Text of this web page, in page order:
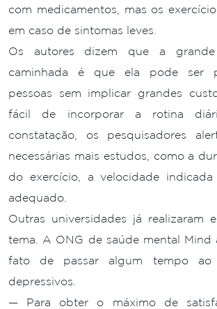
com medicamentos, mas os
em caso de sintomas leves.
Os autores dizem que a
caminhada é que ela pode ser
pessoas sem implicar grandes
fácil de incorporar a rotina
constatação, os pesquisadores
necessárias mais estudos, como a
do exercício, a velocidade
adequado.
Outras universidades já realizaram
tema. A ONG de saúde mental Mind
fato de passar algum tempo
depressivos.
— Para obter o máximo de